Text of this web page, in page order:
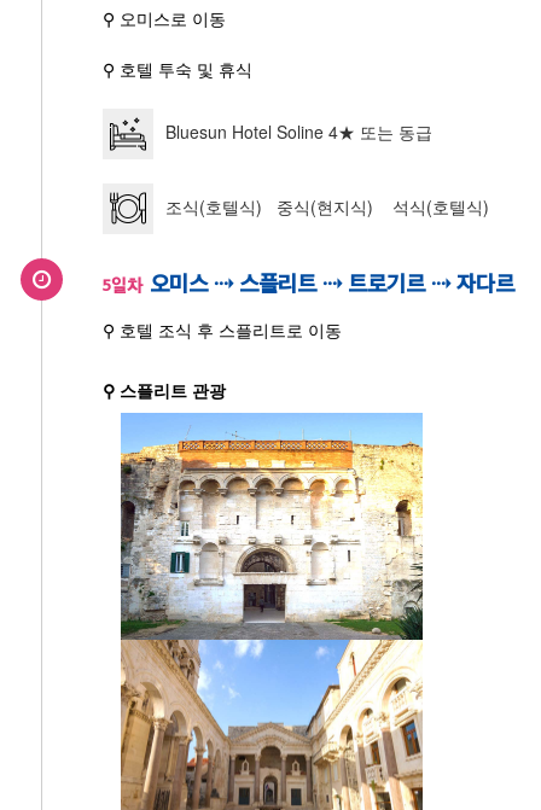
⚲ 오미스로 이동
⚲ 호텔 투숙 및 휴식
Bluesun Hotel Soline 4★ 또는 동급
조식(호텔식) 중식(현지식) 석식(호텔식)
5일차 오미스 ⇢ 스플리트 ⇢ 트로기르 ⇢ 자다르
⚲ 호텔 조식 후 스플리트로 이동
⚲ 스플리트 관광